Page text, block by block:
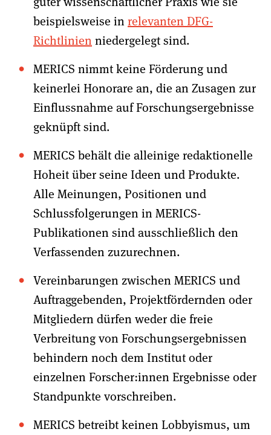
beispielsweise inrelevanten DFG-
Richtlinien niedergelegt sind.
MERICS nimmt keine Förderung und
keinerlei Honorare an, die an Zusagen zur
Einflussnahme auf Forschungsergebnisse
geknüpft sind.
MERICS behält die alleinige redaktionelle
Hoheit über seine Ideen und Produkte.
Alle Meinungen, Positionen und
Schlussfolgerungen in MERICS-
Publikationen sind ausschließlich den
Verfassenden zuzurechnen.
Vereinbarungen zwischen MERICS und
Auftraggebenden, Projektfördernden oder
Mitgliedern dürfen weder die freie
Verbreitung von Forschungsergebnissen
behindern noch dem Institut oder
einzelnen Forscher:innen Ergebnisse oder
Standpunkte vorschreiben.
MERICS betreibt keinen Lobbyismus, um